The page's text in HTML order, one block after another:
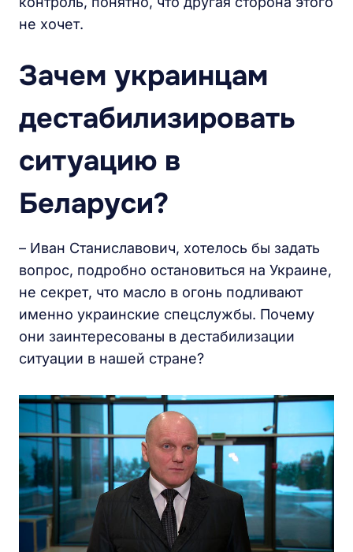
не хочет.
Зачем украинцам
дестабилизировать
ситуацию в
Беларуси?
– Иван Станиславович, хотелось бы задать
вопрос, подробно остановиться на Украине,
не секрет, что масло в огонь подливают
именно украинские спецслужбы. Почему
они заинтересованы в дестабилизации
ситуации в нашей стране?